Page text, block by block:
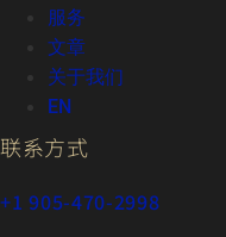
服务
文章
关于我们
EN
联系方式
+1 905-470-2998